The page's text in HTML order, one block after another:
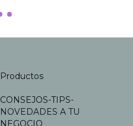
Productos
CONSEJOS-TIPS-
NOVEDADES A TU